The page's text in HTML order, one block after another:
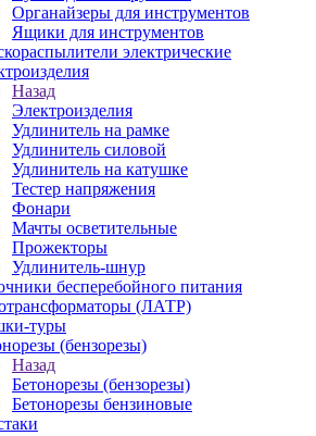
Органайзеры для инструментов
Ящики для инструментов
электрические
Назад
Электроизделия
Удлинитель на рамке
Удлинитель силовой
Удлинитель на катушке
Тестер напряжения
Фонари
Мачты осветительные
Прожекторы
Удлинитель-шнур
бесперебойного питания
(ЛАТР)
туры
(бензорезы)
Назад
Бетонорезы (бензорезы)
Бетонорезы бензиновые